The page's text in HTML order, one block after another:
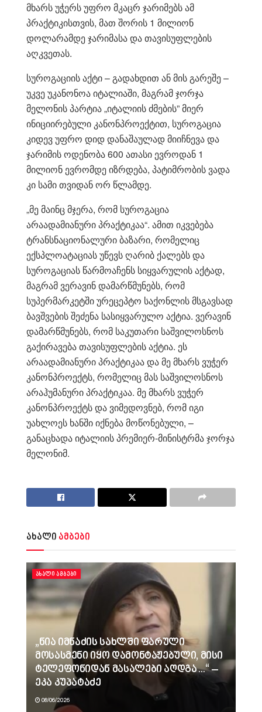
მხარს უჭერს უფრო მკაცრ ჯარიმებს ამ
პრაქტიკისთვის, მათ შორის 1 მილიონ
დოლარამდე ჯარიმასა და თავისუფლების
აღკვეთას.
სუროგაციის აქტი – გადახდით ან მის გარეშე –
უკვე უკანონოა იტალიაში, მაგრამ ჯორჯა
მელონის პარტია „იტალიის ძმების” მიერ
ინიციირებული კანონპროექტით, სუროგაცია
კიდევ უფრო დიდ დანაშაულად მიიჩნევა და
ჯარიმის ოდენობა 600 ათასი ევროდან 1
მილიონ ევრომდე იზრდება, პატიმრობის ვადა
კი სამი თვიდან ორ წლამდე.
„მე მაინც მჯერა, რომ სუროგაცია
არაადამიანური პრაქტიკაა“. ამით იკვებება
ტრანსნაციონალური ბაზარი, რომელიც
ექსპლოატაციას უწევს ღარიბ ქალებს და
სუროგაციას წარმოაჩენს სიყვარულის აქტად,
მაგრამ ვერავინ დამარწმუნებს, რომ
სუპერმარკეტში ურეცეპტო საქონლის მსგავსად
ბავშვების შეძენა სასიყვარულო აქტია. ვერავინ
დამარწმუნებს, რომ საკუთარი საშვილოსნოს
გაქირავება თავისუფლების აქტია. ეს
არაადამიანური პრაქტიკაა და მე მხარს ვუჭერ
კანონპროექტს, რომელიც მას საშვილოსნოს
არაჰუმანური პრაქტიკაა. მე მხარს ვუჭერ
კანონპროექტს და ვიმედოვნებ, რომ იგი
უახლოეს ხანში იქნება მოწონებული, –
განაცხადა იტალიის პრემიერ-მინისტრმა ჯორჯა
მელონიმ.
ახალი ამბები
ᲐᲮᲐᲚᲘ ᲐᲛᲑᲔᲑᲘ
„ნია იმნაძის სახლში ფარული
მოსასმენი იყო დამონტაჟებული, მისი
ტელეფონიდან მასალები აღდგა…“ –
ეკა კუპატაძე
08/06/2026